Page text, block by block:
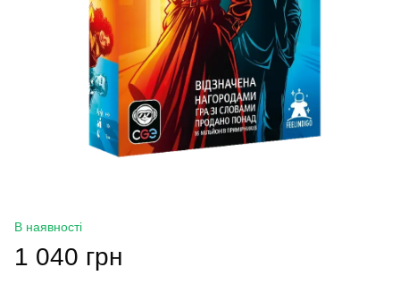
В наявності
1 040 грн